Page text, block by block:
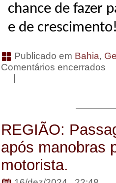
chance de fazer
e de
Publicado em Bahia,
Comentários encerrados
REGIÃO:
após manobras
motorista.